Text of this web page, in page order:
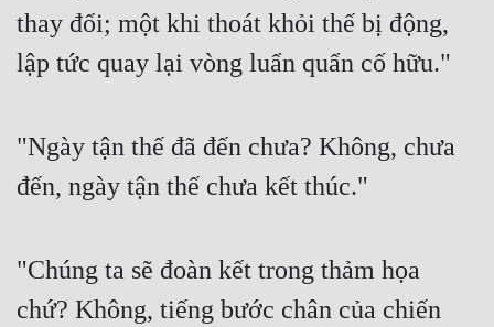
Sát Phạt Quyết Đoán
Vô Sỉ
thay đổi; một khi thoát khỏi thế bị động,
lập tức quay lại vòng luẩn quẩn cố hữu."
"Ngày tận thế đã đến chưa? Không, chưa
đến, ngày tận thế chưa kết thúc."
"Chúng ta sẽ đoàn kết trong thảm họa
chứ? Không, tiếng bước chân của chiến